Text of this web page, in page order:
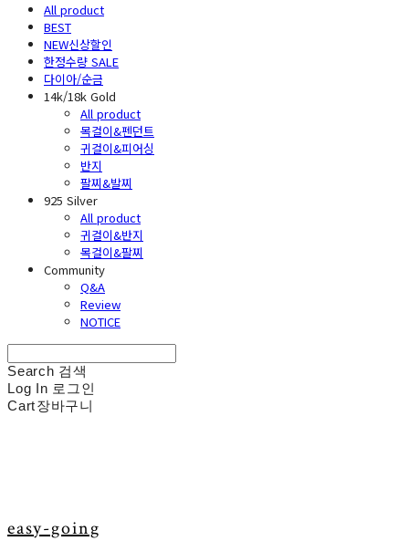
All product
BEST
NEW신상할인
한정수량 SALE
다이아/순금
14k/18k Gold
All product
목걸이&펜던트
귀걸이&피어싱
반지
팔찌&발찌
925 Silver
All product
귀걸이&반지
목걸이&팔찌
Community
Q&A
Review
NOTICE
Search 검색
Log In 로그인
Cart장바구니
easy-going